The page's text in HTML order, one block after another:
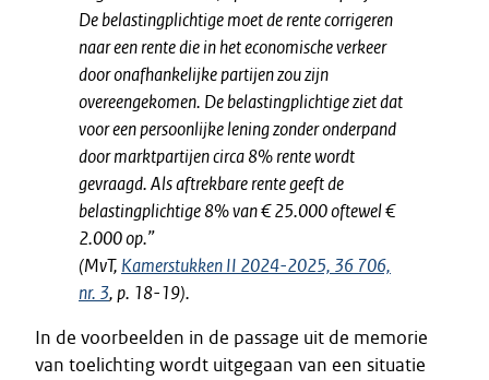
De belastingplichtige moet de rente corrigeren
naar een rente die in het economische verkeer
door onafhankelijke partijen zou zijn
overeengekomen. De belastingplichtige ziet dat
voor een persoonlijke lening zonder onderpand
door marktpartijen circa 8% rente wordt
gevraagd. Als aftrekbare rente geeft de
belastingplichtige 8% van € 25.000 oftewel €
2.000 op.”
(MvT, Kamerstukken II 2024-2025, 36 706,
nr. 3, p. 18-19).
In de voorbeelden in de passage uit de memorie
van toelichting wordt uitgegaan van een situatie